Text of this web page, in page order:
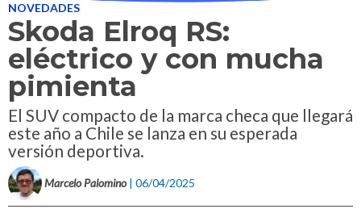
NOVEDADES
Skoda Elroq RS:
eléctrico y con mucha
pimienta
El SUV compacto de la marca checa que llegará
este año a Chile se lanza en su esperada
versión deportiva.
Marcelo Palomino | 06/04/2025